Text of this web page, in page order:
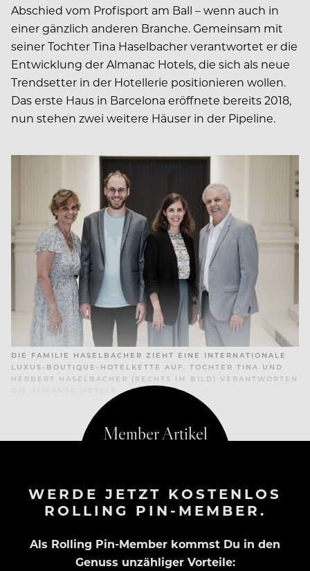
Abschied vom Profisport am Ball – wenn auch in
einer gänzlich anderen Branche. Gemeinsam mit
seiner Tochter Tina Haselbacher verantwortet er die
Entwicklung der Almanac Hotels, die sich als neue
Trendsetter in der Hotellerie positionieren wollen.
Das erste Haus in Barcelona eröffnete bereits 2018,
nun stehen zwei weitere Häuser in der Pipeline.
DIE FAMILIE HASELBACHER ZIEHT EINE INTERNATIONALE
LUXUS-BOUTIQUE-HOTELKETTE AUF. TOCHTER TINA UND
HERBERT HASELBACHER (RECHTS IM BILD) VERANTWORTEN
WERDE JETZT KOSTENLOS
ROLLING PIN-MEMBER.
Als Rolling Pin-Member kommst Du in den
Genuss unzähliger Vorteile: